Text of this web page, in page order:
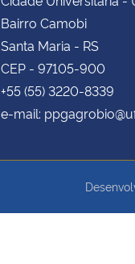
Bairro Camobi
Santa Maria - RS
CEP - 97105-900
+55 (55) 3220-8339
e-mail: